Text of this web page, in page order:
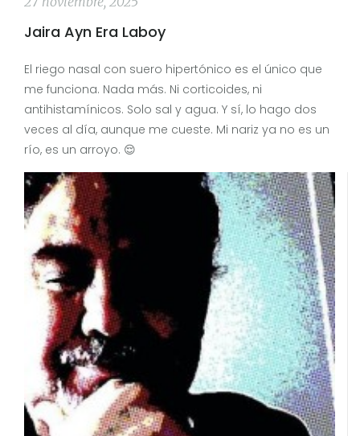
Jaira Ayn Era Laboy
El riego nasal con suero hipertónico es el único que
me funciona. Nada más. Ni corticoides, ni
antihistamínicos. Solo sal y agua. Y sí, lo hago dos
veces al día, aunque me cueste. Mi nariz ya no es un
río, es un arroyo. 😌